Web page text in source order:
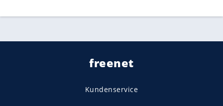
freenet
Kundenservice